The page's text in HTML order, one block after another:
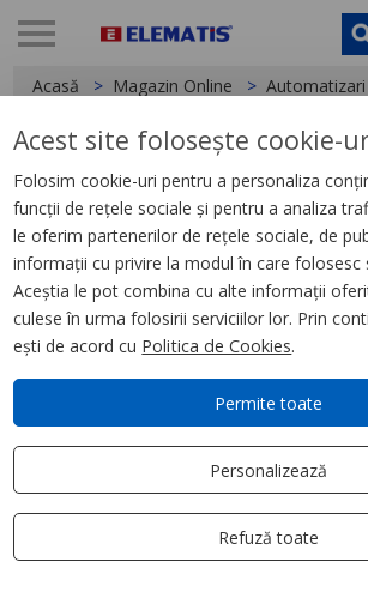
Acasă Magazin Online Automatizari
< Relee
Releu Ambrosabil de
Zelio Rxg, 2C/O
5A, cu Ltb Si Led
Acest site folosește cookie-
Folosim cookie-uri pentru a personaliza
funcții de rețele sociale și pentru a analiza
le oferim partenerilor de rețele sociale, de
informații cu privire la modul în care folosesc
Aceștia le pot combina cu alte informații
culese în urma folosirii serviciilor lor. Prin
ești de acord cu Politica de Cookies.
Permite toate
Personalizează
Refuză toate